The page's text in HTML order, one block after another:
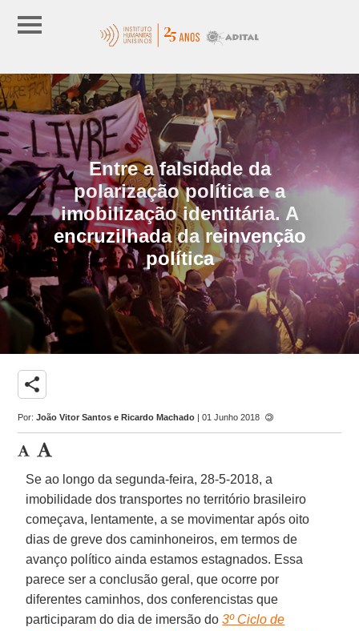
Entre a falsidade da
polarização política e a
imobilização identitária. A
encruzilhada da reinvenção
política
share
Por:João Vitor Santos e Ricardo Machado | 01 Junho 2018
Se ao longo da segunda-feira, 28-5-2018, a
imobilidade dos transportes no território brasileiro
começava, lentamente, a se movimentar após oito
dias de greve dos caminhoneiros, em termos de
avanço político ainda estamos estagnados. Essa
parece ser a conclusão geral, que ocorre por
diferentes caminhos, dos conferencistas que
participaram do dia de imersão do 3º Ciclo de